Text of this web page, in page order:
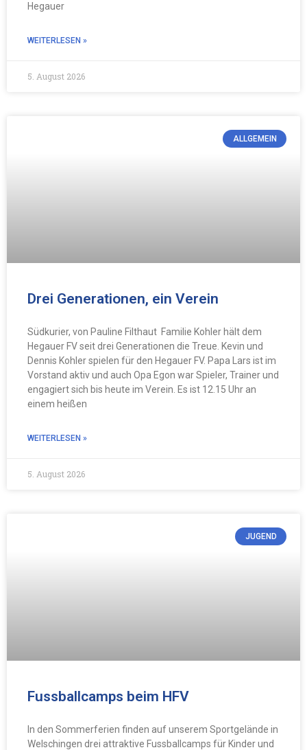
Hegauer
WEITERLESEN »
5. August 2026
ALLGEMEIN
Drei Generationen, ein Verein
Südkurier, von Pauline Filthaut Familie Kohler hält dem
Hegauer FV seit drei Generationen die Treue. Kevin und
Dennis Kohler spielen für den Hegauer FV. Papa Lars ist im
Vorstand aktiv und auch Opa Egon war Spieler, Trainer und
engagiert sich bis heute im Verein. Es ist 12.15 Uhr an
einem heißen
WEITERLESEN »
5. August 2026
JUGEND
Fussballcamps beim HFV
In den Sommerferien finden auf unserem Sportgelände in
Welschingen drei attraktive Fussballcamps für Kinder und